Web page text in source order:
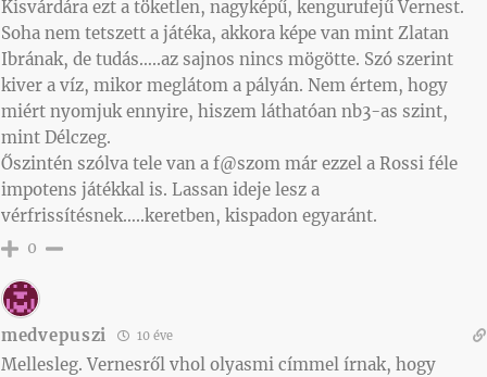
Kisvárdára ezt a töketlen, nagyképű, kengurufejű Vernest.
Soha nem tetszett a játéka, akkora képe van mint Zlatan
Ibrának, de tudás…..az sajnos nincs mögötte. Szó szerint
kiver a víz, mikor meglátom a pályán. Nem értem, hogy
miért nyomjuk ennyire, hiszem láthatóan nb3-as szint,
mint Délczeg.
Őszintén szólva tele van a f@szom már ezzel a Rossi féle
impotens játékkal is. Lassan ideje lesz a
vérfrissítésnek…..keretben, kispadon egyaránt.
0
medvepuszi 10 éve
Mellesleg. Vernesről vhol olyasmi címmel írnak, hogy